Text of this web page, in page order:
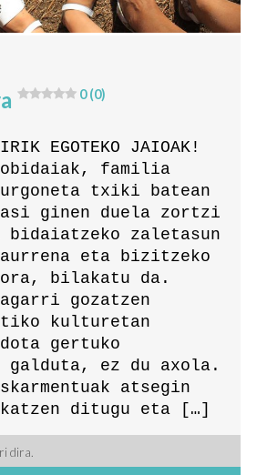
0 (0)
EGOTEKO JAIOAK!
familia
txiki batean
ginen duela zortzi
zaletasun
eta bizitzeko
bilakatu da.
gozatzen
kulturetan
gertuko
galduta, ez du axola.
atsegin
ditugu eta […]
dira.